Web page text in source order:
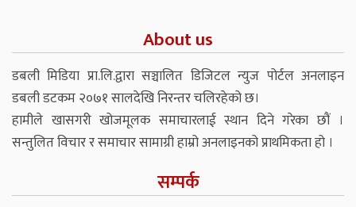
About us
डबली मिडिया प्रा.लि.द्वारा सञ्चालित डिजिटल न्युज पोर्टल अनलाइन
डबली डटकम २०७१ सालदेखि निरन्तर चलिरहेको छ।
हामीले खासगरी खोजमूलक समाचारलाई स्थान दिने गरेका छौं ।
सन्तुलित विचार र समाचार सामाग्री हाम्रो अनलाइनको प्राथमिकता हो ।
सम्पर्क